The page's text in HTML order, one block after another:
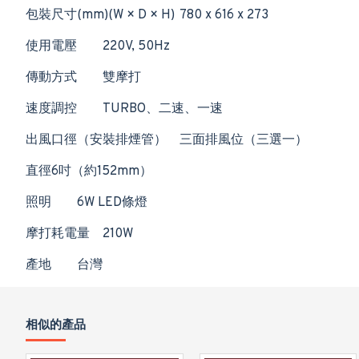
包裝尺寸(mm)(W × D × H) 780 x 616 x 273
使用電壓
220V, 50Hz
傳動方式
雙摩打
速度調控
TURBO、二速、一速
出風口徑（安裝排煙管）
三面排風位（三選一）
直徑6吋（約152mm）
照明
6W LED條燈
摩打耗電量
210W
產地
台灣
相似的產品